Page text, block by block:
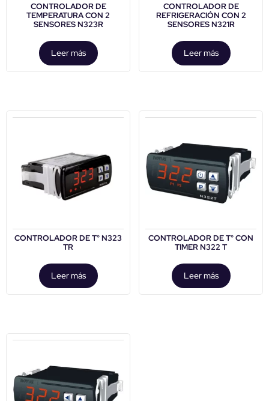
CONTROLADOR DE
TEMPERATURA CON 2
SENSORES N323R
Leer más
CONTROLADOR DE
REFRIGERACIÓN CON 2
SENSORES N321R
Leer más
CONTROLADOR DE T° N323
TR
Leer más
CONTROLADOR DE T° CON
TIMER N322 T
Leer más